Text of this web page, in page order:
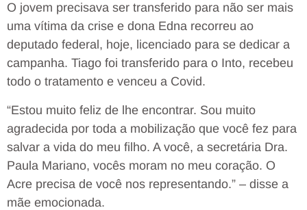
O jovem precisava ser transferido para não ser mais
uma vítima da crise e dona Edna recorreu ao
deputado federal, hoje, licenciado para se dedicar a
campanha. Tiago foi transferido para o Into, recebeu
todo o tratamento e venceu a Covid.
“Estou muito feliz de lhe encontrar. Sou muito
agradecida por toda a mobilização que você fez para
salvar a vida do meu filho. A você, a secretária Dra.
Paula Mariano, vocês moram no meu coração. O
Acre precisa de você nos representando.” – disse a
mãe emocionada.